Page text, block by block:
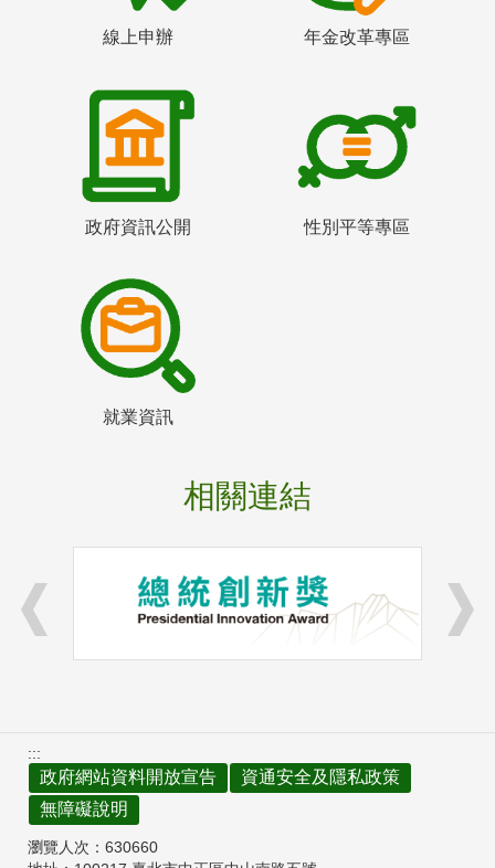
線上申辦 年金改革專區
政府資訊公開 性別平等專區
就業資訊
相關連結
:::
政府網站資料開放宣告
資通安全及隱私政策
無障礙說明
瀏覽人次： 630660